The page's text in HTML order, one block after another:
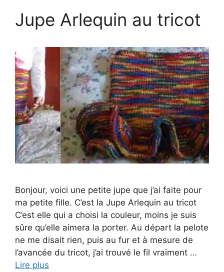
Jupe Arlequin au tricot
Bonjour, voici une petite jupe que j’ai faite pour
ma petite fille. C’est la Jupe Arlequin au tricot
C’est elle qui a choisi la couleur, moins je suis
sûre qu’elle aimera la porter. Au départ la pelote
ne me disait rien, puis au fur et à mesure de
l’avancée du tricot, j’ai trouvé le fil vraiment …
Lire plus